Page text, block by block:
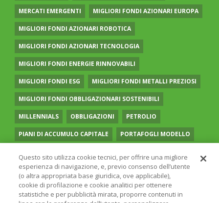
MERCATI EMERGENTI MIGLIORI FONDI AZIONARI EUROPA
MIGLIORI FONDI AZIONARI ROBOTICA
MIGLIORI FONDI AZIONARI TECNOLOGIA
MIGLIORI FONDI ENERGIE RINNOVABILI
MIGLIORI FONDI ESG MIGLIORI FONDI METALLI PREZIOSI
MIGLIORI FONDI OBBLIGAZIONARI SOSTENIBILI
MILLENNIALS OBBLIGAZIONI PETROLIO
PIANI DI ACCUMULO CAPITALE PORTAFOGLI MODELLO
RISPARMIO GESTITO SOCIAL MEDIA STILE VALUE
TASSI UGUAGLIANZA DI GENERE VOLATILITÀ
Questo sito utilizza cookie tecnici, per offrire una migliore
esperienza di navigazione, e, previo consenso dell’utente
(o altra appropriata base giuridica, ove applicabile),
cookie di profilazione e cookie analitici per ottenere
statistiche e per pubblicità mirata, proporre contenuti in